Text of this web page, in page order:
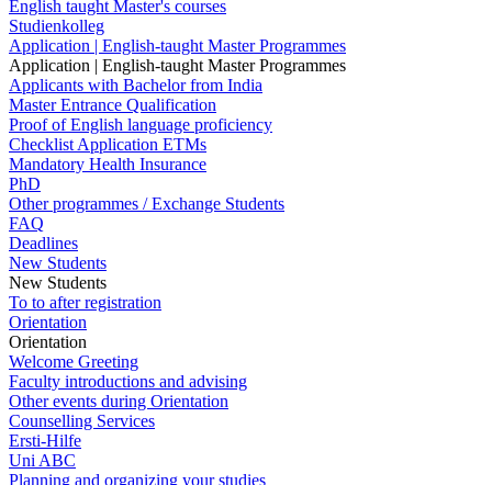
English taught Master's courses
Studienkolleg
Application | English-taught Master Programmes
Application | English-taught Master Programmes
Applicants with Bachelor from India
Master Entrance Qualification
Proof of English language proficiency
Checklist Application ETMs
Mandatory Health Insurance
PhD
Other programmes / Exchange Students
FAQ
Deadlines
New Students
New Students
To to after registration
Orientation
Orientation
Welcome Greeting
Faculty introductions and advising
Other events during Orientation
Counselling Services
Ersti-Hilfe
Uni ABC
Planning and organizing your studies